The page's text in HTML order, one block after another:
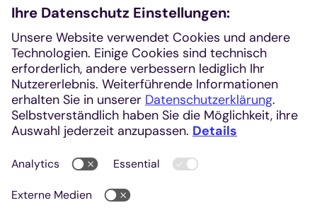
Glaubste nicht? Dann schau mal rein!
Klosterplatz 7, 52062 Aachen
+49 241 1685-242 (Redaktion)
kirchenzeitung@einhardverlag.de